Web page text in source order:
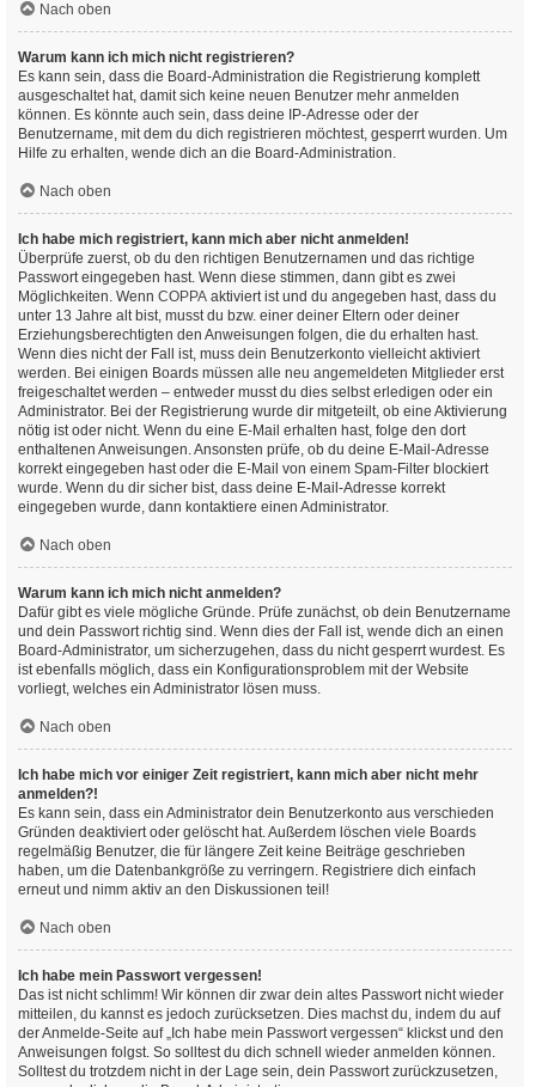
Nach oben
Warum kann ich mich nicht registrieren?
Es kann sein, dass die Board-Administration die Registrierung komplett
ausgeschaltet hat, damit sich keine neuen Benutzer mehr anmelden
können. Es könnte auch sein, dass deine IP-Adresse oder der
Benutzername, mit dem du dich registrieren möchtest, gesperrt wurden. Um
Hilfe zu erhalten, wende dich an die Board-Administration.
Nach oben
Ich habe mich registriert, kann mich aber nicht anmelden!
Überprüfe zuerst, ob du den richtigen Benutzernamen und das richtige
Passwort eingegeben hast. Wenn diese stimmen, dann gibt es zwei
Möglichkeiten. Wenn COPPA aktiviert ist und du angegeben hast, dass du
unter 13 Jahre alt bist, musst du bzw. einer deiner Eltern oder deiner
Erziehungsberechtigten den Anweisungen folgen, die du erhalten hast.
Wenn dies nicht der Fall ist, muss dein Benutzerkonto vielleicht aktiviert
werden. Bei einigen Boards müssen alle neu angemeldeten Mitglieder erst
freigeschaltet werden – entweder musst du dies selbst erledigen oder ein
Administrator. Bei der Registrierung wurde dir mitgeteilt, ob eine Aktivierung
nötig ist oder nicht. Wenn du eine E-Mail erhalten hast, folge den dort
enthaltenen Anweisungen. Ansonsten prüfe, ob du deine E-Mail-Adresse
korrekt eingegeben hast oder die E-Mail von einem Spam-Filter blockiert
wurde. Wenn du dir sicher bist, dass deine E-Mail-Adresse korrekt
eingegeben wurde, dann kontaktiere einen Administrator.
Nach oben
Warum kann ich mich nicht anmelden?
Dafür gibt es viele mögliche Gründe. Prüfe zunächst, ob dein Benutzername
und dein Passwort richtig sind. Wenn dies der Fall ist, wende dich an einen
Board-Administrator, um sicherzugehen, dass du nicht gesperrt wurdest. Es
ist ebenfalls möglich, dass ein Konfigurationsproblem mit der Website
vorliegt, welches ein Administrator lösen muss.
Nach oben
Ich habe mich vor einiger Zeit registriert, kann mich aber nicht mehr
anmelden?!
Es kann sein, dass ein Administrator dein Benutzerkonto aus verschieden
Gründen deaktiviert oder gelöscht hat. Außerdem löschen viele Boards
regelmäßig Benutzer, die für längere Zeit keine Beiträge geschrieben
haben, um die Datenbankgröße zu verringern. Registriere dich einfach
erneut und nimm aktiv an den Diskussionen teil!
Nach oben
Ich habe mein Passwort vergessen!
Das ist nicht schlimm! Wir können dir zwar dein altes Passwort nicht wieder
mitteilen, du kannst es jedoch zurücksetzen. Dies machst du, indem du auf
der Anmelde-Seite auf „Ich habe mein Passwort vergessen“ klickst und den
Anweisungen folgst. So solltest du dich schnell wieder anmelden können.
Solltest du trotzdem nicht in der Lage sein, dein Passwort zurückzusetzen,